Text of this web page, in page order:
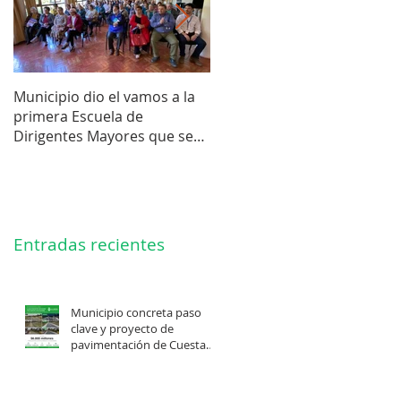
Municipio dio el vamos a la
primera Escuela de
Dirigentes Mayores que se
Entradas recientes
Municipio concreta paso
clave y proyecto de
pavimentación de Cuesta